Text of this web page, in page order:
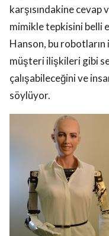
karşısındakine
mimikle tepkisini belli
Hanson, bu
müşteri ilişkileri gibi
çalışabileceğini ve
söylüyor.